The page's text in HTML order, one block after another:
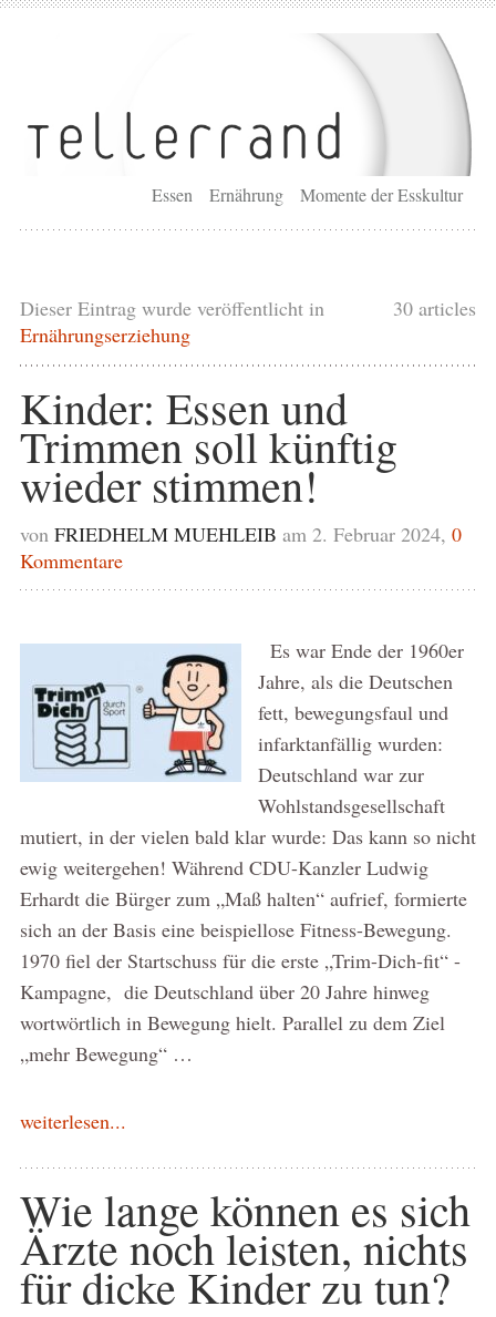
Essen Ernährung Momente der Esskultur
30 articles
Dieser Eintrag wurde veröffentlicht in
Ernährungserziehung
Kinder: Essen und
Trimmen soll künftig
wieder stimmen!
von FRIEDHELM MUEHLEIB am 2. Februar 2024, 0
Kommentare
Es war Ende der 1960er
Jahre, als die Deutschen
fett, bewegungsfaul und
infarktanfällig wurden:
Deutschland war zur
Wohlstandsgesellschaft
mutiert, in der vielen bald klar wurde: Das kann so nicht
ewig weitergehen! Während CDU-Kanzler Ludwig
Erhardt die Bürger zum „Maß halten“ aufrief, formierte
sich an der Basis eine beispiellose Fitness-Bewegung.
1970 fiel der Startschuss für die erste „Trim-Dich-fit“ -
Kampagne, die Deutschland über 20 Jahre hinweg
wortwörtlich in Bewegung hielt. Parallel zu dem Ziel
„mehr Bewegung“ …
weiterlesen...
Wie lange können es sich
Ärzte noch leisten, nichts
für dicke Kinder zu tun?